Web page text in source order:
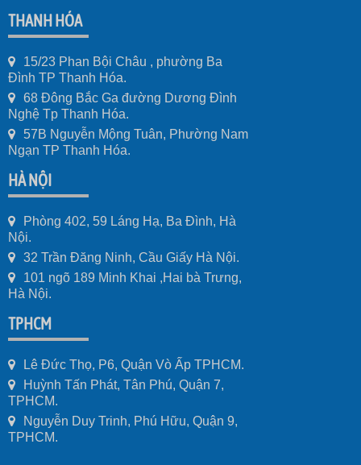
THANH HÓA
15/23 Phan Bội Châu , phường Ba
Đình TP Thanh Hóa.
68 Đông Bắc Ga đường Dương Đình
Nghệ Tp Thanh Hóa.
57B Nguyễn Mộng Tuân, Phường Nam
Ngạn TP Thanh Hóa.
HÀ NỘI
Phòng 402, 59 Láng Hạ, Ba Đình, Hà
Nội.
32 Trần Đăng Ninh, Cầu Giấy Hà Nội.
101 ngõ 189 Minh Khai ,Hai bà Trưng,
Hà Nội.
TPHCM
Lê Đức Thọ, P6, Quận Vò Ấp TPHCM.
Huỳnh Tấn Phát, Tân Phú, Quận 7,
TPHCM.
Nguyễn Duy Trinh, Phú Hữu, Quận 9,
TPHCM.